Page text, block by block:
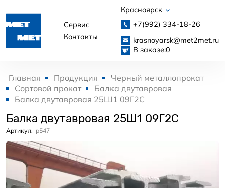
Сервис
Контакты
Красноярск
+7(992) 334-18-26
krasnoyarsk@met2met.ru
В заказе:0
Главная Продукция
Черный металлопрокат
Сортовой прокат
Балка двутавровая
Балка двутавровая 25Ш1 09Г2С
Балка двутавровая 25Ш1 09Г2С
Артикул. p547